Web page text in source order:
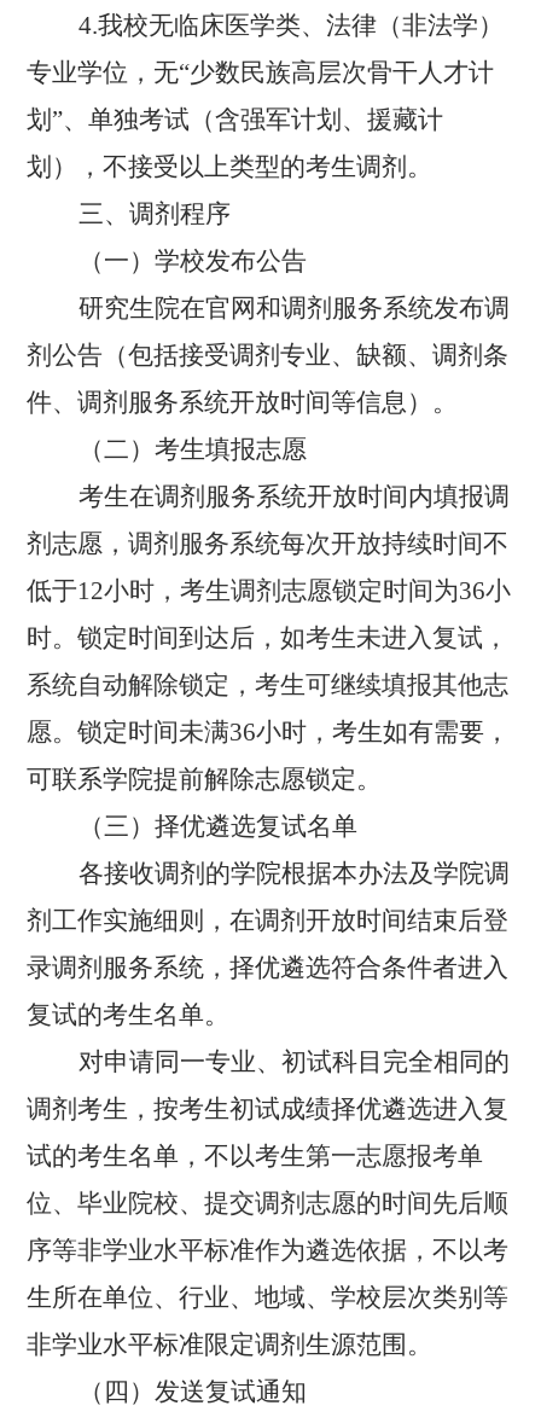
4.我校无临床医学类、法律（非法学）
专业学位，无“少数民族高层次骨干人才计
划 ”、单独考试（含强军计划、援藏计
划），不接受以上类型的考生调剂。
三、调剂程序
（一）学校发布公告
研究生院在官网和调剂服务系统发布调
剂公告（包括接受调剂专业、缺额、调剂条
件、调剂服务系统开放时间等信息）。
（二）考生填报志愿
考生在调剂服务系统开放时间内填报调
剂志愿，调剂服务系统每次开放持续时间不
低于12小时，考生调剂志愿锁定时间为36小
时。锁定时间到达后，如考生未进入复试，
系统自动解除锁定，考生可继续填报其他志
愿。锁定时间未满36小时，考生如有需要，
可联系学院提前解除志愿锁定。
（三）择优遴选复试名单
各接收调剂的学院根据本办法及学院调
剂工作实施细则，在调剂开放时间结束后登
录调剂服务系统，择优遴选符合条件者进入
复试的考生名单。
对申请同一专业、初试科目完全相同的
调剂考生，按考生初试成绩择优遴选进入复
试的考生名单，不以考生第一志愿报考单
位、毕业院校、提交调剂志愿的时间先后顺
序等非学业水平标准作为遴选依据 ，不以考
生所在单位、行业、地域、学校层次类别等
非学业水平标准限定调剂生源范围。
（四）发送复试通知